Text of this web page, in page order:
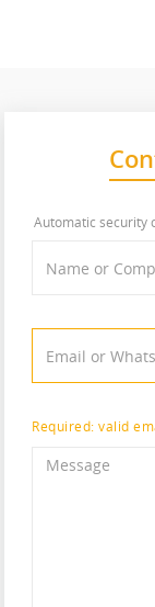
Automatic security
Required: valid